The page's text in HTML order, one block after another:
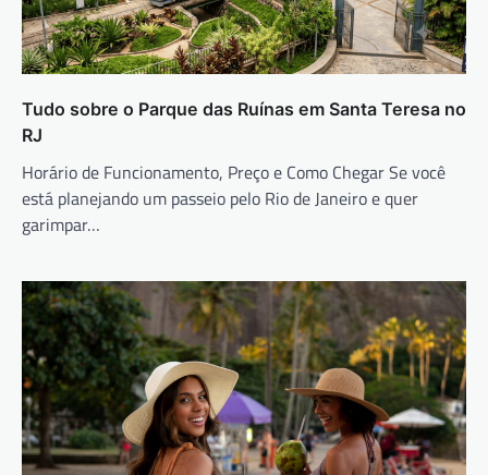
Tudo sobre o Parque das Ruínas em Santa Teresa no
RJ
Horário de Funcionamento, Preço e Como Chegar Se você
está planejando um passeio pelo Rio de Janeiro e quer
garimpar…